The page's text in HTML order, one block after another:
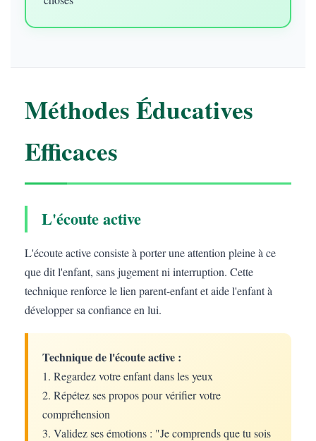
Méthodes Éducatives
Efficaces
L'écoute active
L'écoute active consiste à porter une attention pleine à ce
que dit l'enfant, sans jugement ni interruption. Cette
technique renforce le lien parent-enfant et aide l'enfant à
développer sa confiance en lui.
Technique de l'écoute active :
1. Regardez votre enfant dans les yeux
2. Répétez ses propos pour vérifier votre
compréhension
3. Validez ses émotions : "Je comprends que tu sois